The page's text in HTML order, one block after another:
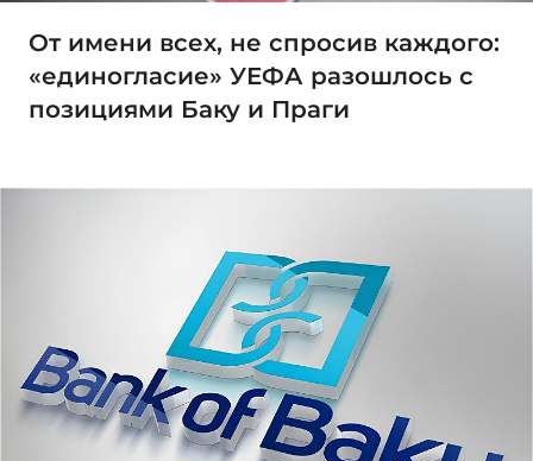
От имени всех, не спросив каждого:
«единогласие» УЕФА разошлось с
позициями Баку и Праги